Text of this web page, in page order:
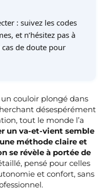
: suivez les codes
et n’hésitez pas à
de doute pour
couloir plongé dans
désespérément
tout le monde l’a
un va-et-vient semble
méthode claire et
se révèle à portée de
pensé pour celles
et confort, sans